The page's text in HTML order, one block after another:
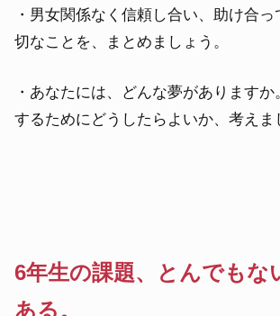
・男女関係なく信頼し合い、助け合
切なことを、まとめましょう。
・あなたには、どんな夢があります
するためにどうしたらよいか、考えま
6年生の課題、とんでもな
ある。